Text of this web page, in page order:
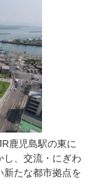
鹿児島駅の東に
し、交流・にぎわ
新たな都市拠点を